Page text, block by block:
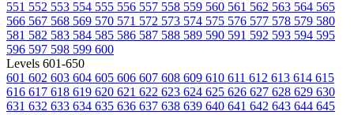
551 552 553 554 555 556 557 558 559 560 561 562 563 564 565
566 567 568 569 570 571 572 573 574 575 576 577 578 579 580
581 582 583 584 585 586 587 588 589 590 591 592 593 594 595
596 597 598 599 600
Levels 601-650
601 602 603 604 605 606 607 608 609 610 611 612 613 614 615
616 617 618 619 620 621 622 623 624 625 626 627 628 629 630
631 632 633 634 635 636 637 638 639 640 641 642 643 644 645